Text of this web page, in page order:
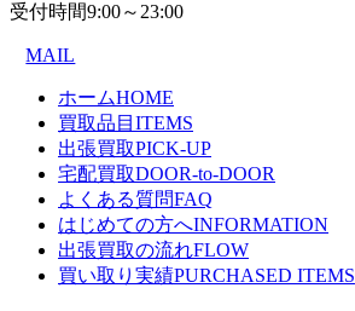
受付時間9:00～23:00
MAIL
ホームHOME
買取品目 ITEMS
出張買取PICK-UP
宅配買取DOOR-to-DOOR
よくある質問FAQ
はじめての方へINFORMATION
出張買取の流れFLOW
買い取り実績PURCHASED ITEMS